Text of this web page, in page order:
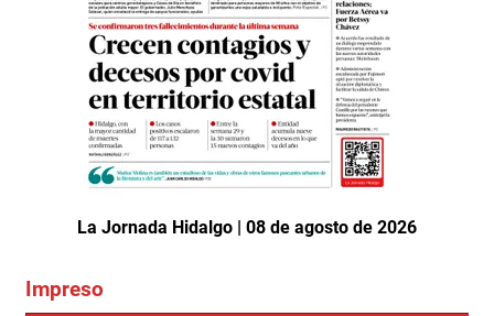
La Jornada Hidalgo | 08 de agosto de 2026
Impreso